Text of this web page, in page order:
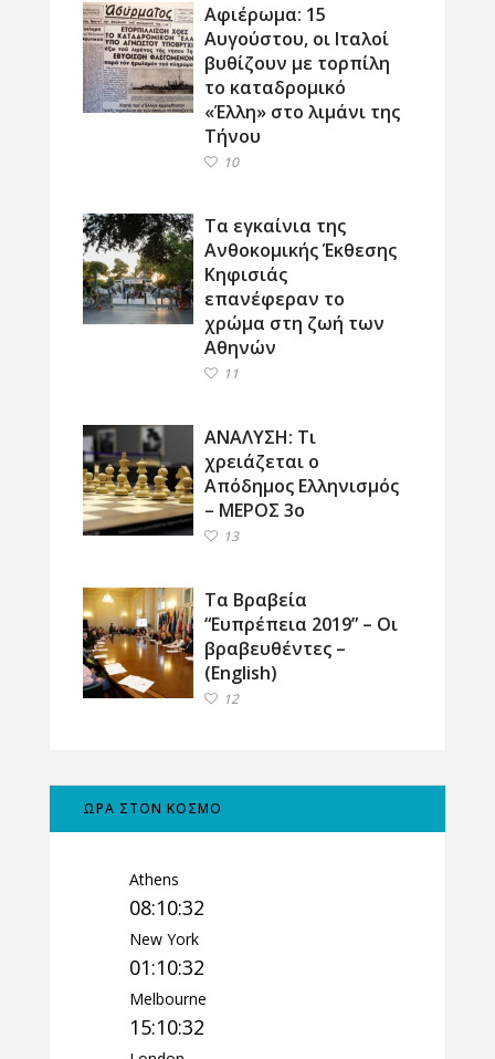
Αφιέρωμα: 15
Αυγούστου, οι Ιταλοί
βυθίζουν με τορπίλη
το καταδρομικό
«Έλλη» στο λιμάνι της
Τήνου
10
Τα εγκαίνια της
Ανθοκομικής Έκθεσης
Κηφισιάς
επανέφεραν το
χρώμα στη ζωή των
Αθηνών
11
ΑΝΑΛΥΣΗ: Τι
χρειάζεται ο
Απόδημος Ελληνισμός
– ΜΕΡΟΣ 3ο
13
Τα Βραβεία
“Ευπρέπεια 2019” – Οι
βραβευθέντες –
(English)
12
ΩΡΑ ΣΤΟΝ ΚΟΣΜΟ
Athens
08:10:33
New York
01:10:33
Melbourne
15:10:33